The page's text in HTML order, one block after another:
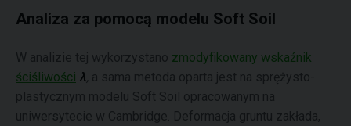
Analiza za pomocą modelu Soft Soil
W analizie tej wykorzystano zmodyfikowany wskaźnik
ściśliwości λ a sama metoda oparta jest na sprężysto-
plastycznym modelu Soft Soil opracowanym na
uniwersytecie w Cambridge. Deformacja gruntu zakłada,